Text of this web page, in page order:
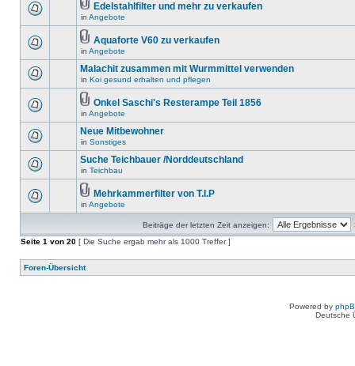
Edelstahlfilter und mehr zu verkaufen
in Angebote
Aquaforte V60 zu verkaufen
in Angebote
Malachit zusammen mit Wurmmittel verwenden
in Koi gesund erhalten und pflegen
Onkel Saschi's Resterampe Teil 1856
in Angebote
Neue Mitbewohner
in Sonstiges
Suche Teichbauer /Norddeutschland
in Teichbau
Mehrkammerfilter von T.I.P
in Angebote
Beiträge der letzten Zeit anzeigen:
Seite 1 von 20 [ Die Suche ergab mehr als 1000 Treffer ]
Foren-Übersicht
Powered by
Deutsche